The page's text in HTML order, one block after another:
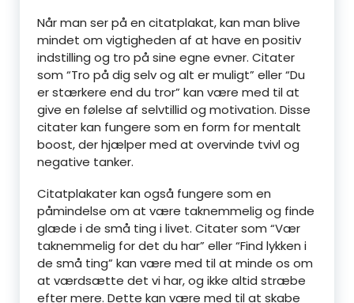
Når man ser på en citatplakat, kan man blive
mindet om vigtigheden af at have en positiv
indstilling og tro på sine egne evner. Citater
som “Tro på dig selv og alt er muligt” eller “Du
er stærkere end du tror” kan være med til at
give en følelse af selvtillid og motivation. Disse
citater kan fungere som en form for mentalt
boost, der hjælper med at overvinde tvivl og
negative tanker.
Citatplakater kan også fungere som en
påmindelse om at være taknemmelig og finde
glæde i de små ting i livet. Citater som “Vær
taknemmelig for det du har” eller “Find lykken i
de små ting” kan være med til at minde os om
at værdsætte det vi har, og ikke altid stræbe
efter mere. Dette kan være med til at skabe